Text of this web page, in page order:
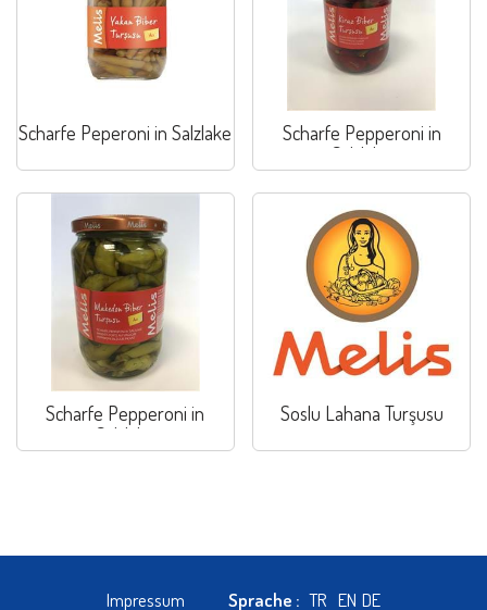
Scharfe Peperoni in Salzlake
Scharfe Pepperoni in
Salzlake
Scharfe Pepperoni in
Salzlake
Soslu Lahana Turşusu
Impressum Sprache : TR EN DE